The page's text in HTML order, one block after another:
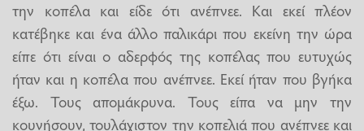
την κοπέλα και είδε ότι ανέπνεε. Και εκεί πλέον
κατέβηκε και ένα άλλο παλικάρι που εκείνη την ώρα
είπε ότι είναι ο αδερφός της κοπέλας που ευτυχώς
ήταν και η κοπέλα που ανέπνεε. Εκεί ήταν που βγήκα
έξω. Τους απομάκρυνα. Τους είπα να μην την
κουνήσουν, τουλάχιστον την κοπελιά που ανέπνεε και